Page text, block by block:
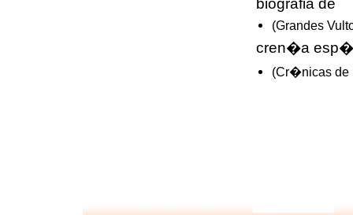
(Grandes
cren�a
(Cr�nicas de